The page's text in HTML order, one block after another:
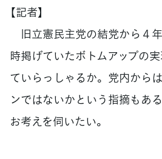
【記者】
旧立憲民主党の結党から４
時掲げていたボトムアップの
ていらっしゃるか。党内から
ンではないかという指摘もあ
お考えを伺いたい。